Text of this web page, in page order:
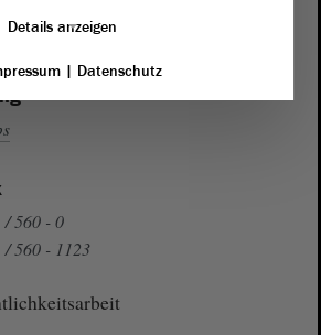
/ 560 - 0
/ 560 - 1123
Details anzeigen
| Datenschutz